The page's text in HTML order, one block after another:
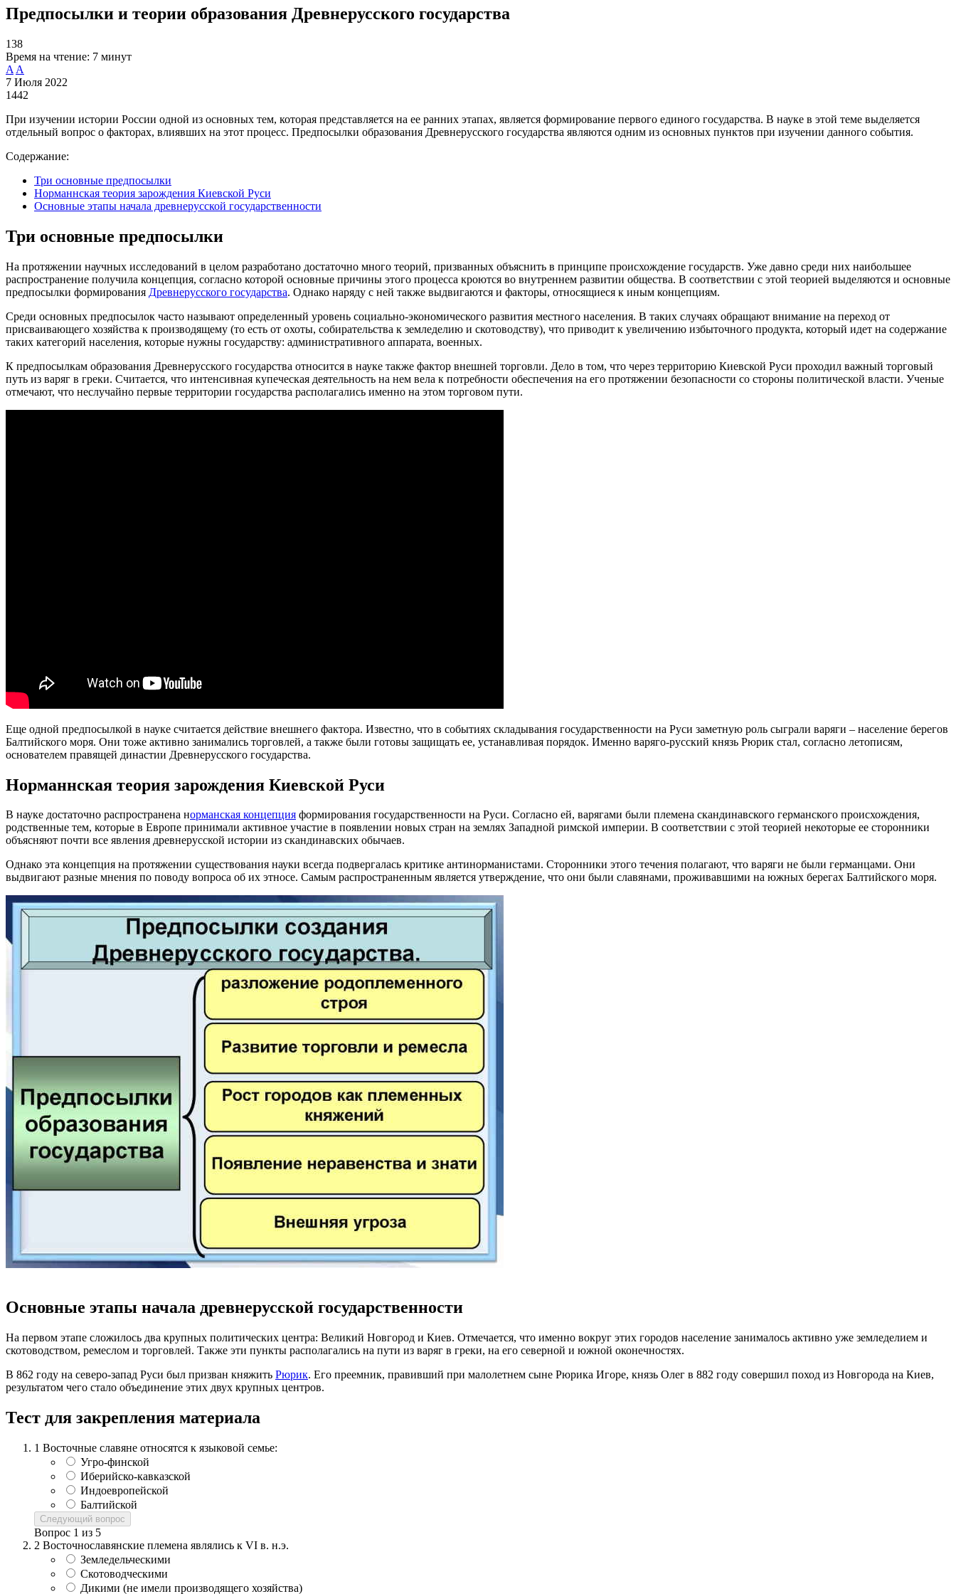
Предпосылки и теории образования Древнерусского государства
138
Время на чтение: 7 минут
A A
7 Июля 2022
1442
При изучении истории России одной из основных тем, которая представляется на ее ранних этапах, является формирование первого единого государства. В науке в этой теме выделяется
отдельный вопрос о факторах, влиявших на этот процесс. Предпосылки образования Древнерусского государства являются одним из основных пунктов при изучении данного события.
Содержание:
Три основные предпосылки
Норманнская теория зарождения Киевской Руси
Основные этапы начала древнерусской государственности
Три основные предпосылки
На протяжении научных исследований в целом разработано достаточно много теорий, призванных объяснить в принципе происхождение государств. Уже давно среди них наибольшее
распространение получила концепция, согласно которой основные причины этого процесса кроются во внутреннем развитии общества. В соответствии с этой теорией выделяются и основные
предпосылки формирования Древнерусского государства. Однако наряду с ней также выдвигаются и факторы, относящиеся к иным концепциям.
Среди основных предпосылок часто называют определенный уровень социально-экономического развития местного населения. В таких случаях обращают внимание на переход от
присваивающего хозяйства к производящему (то есть от охоты, собирательства к земледелию и скотоводству), что приводит к увеличению избыточного продукта, который идет на содержание
таких категорий населения, которые нужны государству: административного аппарата, военных.
К предпосылкам образования Древнерусского государства относится в науке также фактор внешней торговли. Дело в том, что через территорию Киевской Руси проходил важный торговый
путь из варяг в греки. Считается, что интенсивная купеческая деятельность на нем вела к потребности обеспечения на его протяжении безопасности со стороны политической власти. Ученые
отмечают, что неслучайно первые территории государства располагались именно на этом торговом пути.
Еще одной предпосылкой в науке считается действие внешнего фактора. Известно, что в событиях складывания государственности на Руси заметную роль сыграли варяги – население берегов
Балтийского моря. Они тоже активно занимались торговлей, а также были готовы защищать ее, устанавливая порядок. Именно варяго-русский князь Рюрик стал, согласно летописям,
основателем правящей династии Древнерусского государства.
Норманнская теория зарождения Киевской Руси
В науке достаточно распространена норманская концепция формирования государственности на Руси. Согласно ей, варягами были племена скандинавского германского происхождения,
родственные тем, которые в Европе принимали активное участие в появлении новых стран на землях Западной римской империи. В соответствии с этой теорией некоторые ее сторонники
объясняют почти все явления древнерусской истории из скандинавских обычаев.
Однако эта концепция на протяжении существования науки всегда подвергалась критике антинорманистами. Сторонники этого течения полагают, что варяги не были германцами. Они
выдвигают разные мнения по поводу вопроса об их этносе. Самым распространенным является утверждение, что они были славянами, проживавшими на южных берегах Балтийского моря.
Основные этапы начала древнерусской государственности
На первом этапе сложилось два крупных политических центра: Великий Новгород и Киев. Отмечается, что именно вокруг этих городов население занималось активно уже земледелием и
скотоводством, ремеслом и торговлей. Также эти пункты располагались на пути из варяг в греки, на его северной и южной оконечностях.
В 862 году на северо-запад Руси был призван княжить Рюрик. Его преемник, правивший при малолетнем сыне Рюрика Игоре, князь Олег в 882 году совершил поход из Новгорода на Киев,
результатом чего стало объединение этих двух крупных центров.
Тест для закрепления материала
1 Восточные славяне относятся к языковой семье:
Угро-финской
Иберийско-кавказской
Индоевропейской
Балтийской
Следующий вопрос
Вопрос 1 из 5
2 Восточнославянские племена являлись к VI в. н.э.
Земледельческими
Скотоводческими
Дикими (не имели производящего хозяйства)